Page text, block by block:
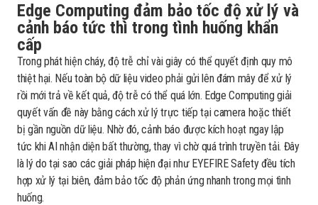
Edge Computing đảm bảo tốc độ xử lý và
cảnh báo tức thì trong tình huống khẩn
cấp
Trong phát hiện cháy, độ trễ chỉ vài giây có thể quyết định quy mô
thiệt hại. Nếu toàn bộ dữ liệu video phải gửi lên đám mây để xử lý
rồi mới trả về kết quả, độ trễ có thể quá lớn. Edge Computing giải
quyết vấn đề này bằng cách xử lý trực tiếp tại camera hoặc thiết
bị gần nguồn dữ liệu. Nhờ đó, cảnh báo được kích hoạt ngay lập
tức khi AI nhận diện bất thường, thay vì chờ quá trình truyền tải. Đây
là lý do tại sao các giải pháp hiện đại như EYEFIRE Safety đều tích
hợp xử lý tại biên, đảm bảo tốc độ phản ứng nhanh trong mọi tình
huống.